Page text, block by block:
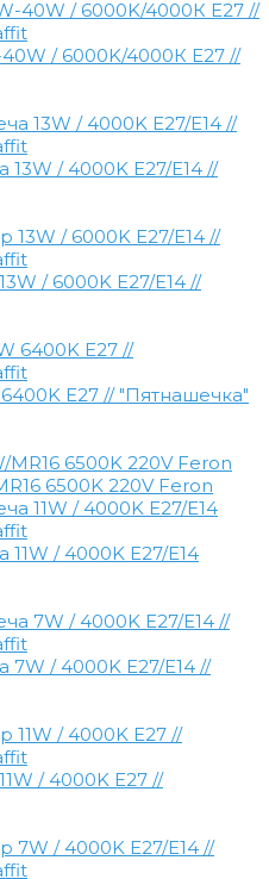
/ 6000K/4000К E27 //
/ 4000K E27/Е14 //
/ 6000K E27/Е14 //
E27 // "Пятнашечка"
6500K 220V Feron
/ 4000K E27/E14
7W / 4000K E27/Е14 //
/ 4000K E27 //